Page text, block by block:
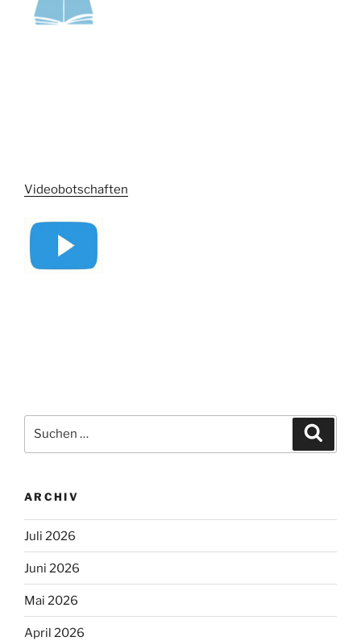
Videobotschaften
nach:
ARCHIV
Juli 2026
Juni 2026
Mai 2026
April 2026